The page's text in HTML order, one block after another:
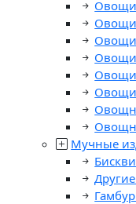
Овощи
Мучные